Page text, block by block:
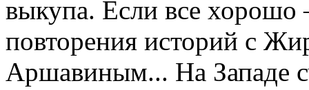
выкупа. Если все хорошо
повторения историй с
Аршавиным... На Западе